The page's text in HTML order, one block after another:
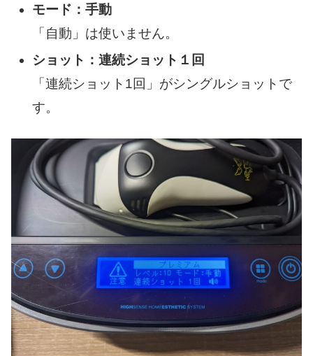
モード：手動
「自動」は使いません。
ショット：連続ショット１回
「連続ショット1回」がシングルショットで
す。